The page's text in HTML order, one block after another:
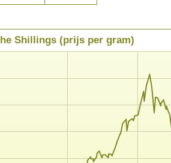
Shillings (prijs per gram)